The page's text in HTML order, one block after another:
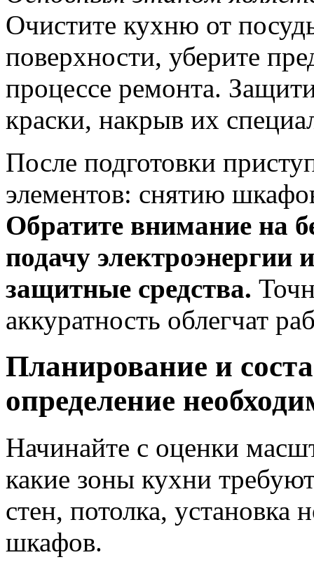
Очистите кухню от
поверхности, уберите
процессе ремонта.
краски, накрыв их
После подготовки
элементов: снятию
Обратите внимание на
подачу электроэнергии
защитные средства.
аккуратность облегчат
Планирование и
определение
Начинайте с оценки
какие зоны кухни
стен, потолка, установка
шкафов.